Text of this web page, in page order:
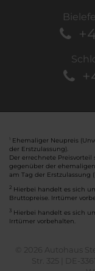
Ehemaliger Neupreis
der Erstzulassung).
Der errechnete
gegenüber der
am Tag der Erstzulassung
2 Hierbei handelt es sich
Bruttopreise. Irrtümer
3 Hierbei handelt es sich
Irrtümer vorbehalten.
© 2026 Autohaus
Str. 325 | DE-